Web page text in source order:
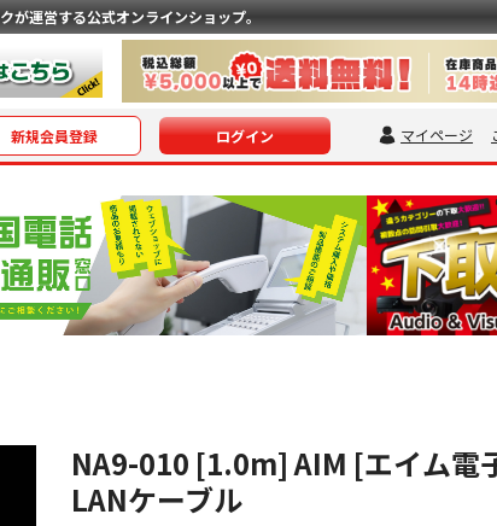
が運営する公式オンラインショップ。
新規会員登録 ログイン マイページ
NA9-010 [1.0m] AIM [エイム電
LANケーブル